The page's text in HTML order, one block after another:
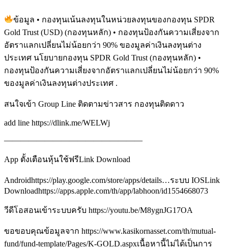
ข้อมูล • กองทุนเน้นลงทุนในหน่วยลงทุนของกองทุน SPDR
Gold Trust (USD)​​ (กองทุนหลัก) • กองทุนป้องกันความเสี่ยงจาก
อัตราแลกเปลี่ยนไม่น้อยกว่า 90% ของมูลค่าเงินลงทุนต่าง
ประเทศ นโยบายกองทุน SPDR Gold Trust (กองทุนหลัก) •
กองทุนป้องกันความเสี่ยงจากอัตราแลกเปลี่ยนไม่น้อยกว่า 90%
ของมูลค่าเงินลงทุนต่างประเทศ .
สนใจเข้า Group Line ติดตามข่าวสาร กองทุนติดดาว
add line https://dlink.me/WELWj
—————————————————
App ตั้งเตือนหุ้นใช้ฟรีLink Download
Androidhttps://play.google.com/store/apps/details…ระบบ IOSLink
Downloadhttps://apps.apple.com/th/app/labhoon/id1554668073
วีดีโอสอนเข้าระบบครับ https://youtu.be/M8ygnJG17OA
ขอขอบคุณข้อมูลจาก https://www.kasikornasset.com/th/mutual-
fund/fund-template/Pages/K-GOLD.aspxเนื้อหานี้ไม่ได้เป็นการ